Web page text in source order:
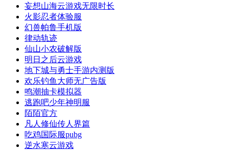
妄想山海云游戏无限时长
火影忍者体验服
幻兽帕鲁手机版
律动轨迹
仙山小农破解版
明日之后云游戏
地下城与勇士手游内测版
欢乐钓鱼大师无广告版
鸣潮抽卡模拟器
逃跑吧少年神明服
陌陌官方
凡人修仙传人界篇
吃鸡国际服pubg
逆水寒云游戏